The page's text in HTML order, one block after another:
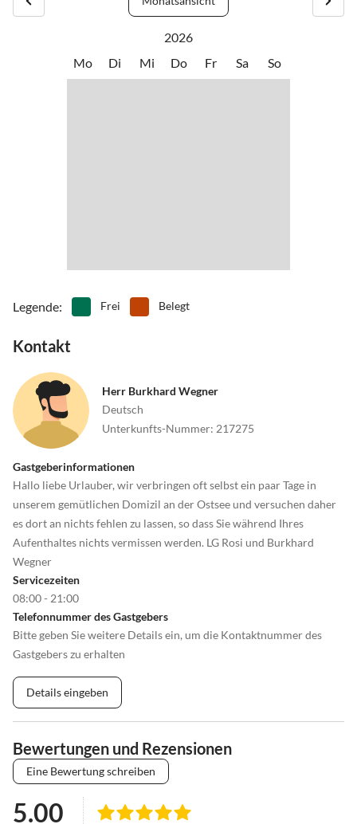
Windsurfen
genannt. Zahlreiche Restaurants und Einkaufsmöglichkeiten sowie
Minigolfanlage runden das Angebot in Koserow für Ihren Urlaub
2026
Mo
Di Mi Do Fr Sa So
Legende: Frei Belegt
Kontakt
Herr Burkhard Wegner
Deutsch
Unterkunfts-Nummer: 217275
Gastgeberinformationen
Hallo liebe Urlauber, wir verbringen oft selbst ein paar Tage in
unserem gemütlichen Domizil an der Ostsee und versuchen daher
es dort an nichts fehlen zu lassen, so dass Sie während Ihres
Aufenthaltes nichts vermissen werden. LG Rosi und Burkhard
Wegner
Servicezeiten
08:00 - 21:00
Telefonnummer des Gastgebers
Bitte geben Sie weitere Details ein, um die Kontaktnummer des
Gastgebers zu erhalten
Details eingeben
Bewertungen und Rezensionen
Eine Bewertung schreiben
5.00